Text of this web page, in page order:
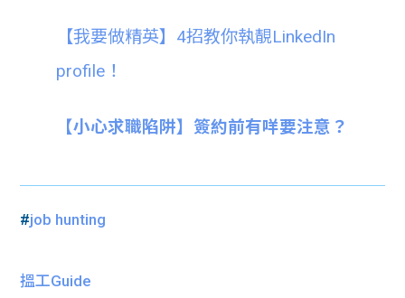
【我要做精英】4招教你執靚LinkedIn
profile！
【小心求職陷阱】簽約前有咩要注意？
#job hunting
搵工Guide